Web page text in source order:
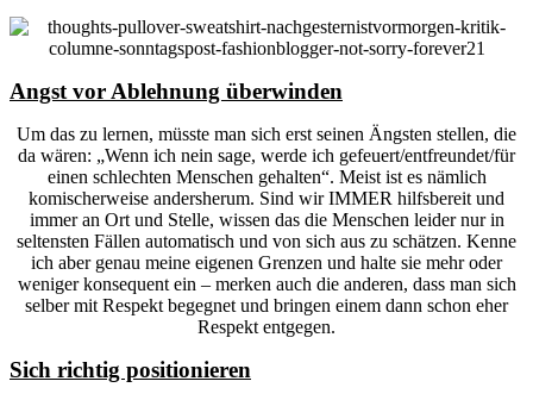
Angst vor Ablehnung überwinden
Um das zu lernen, müsste man sich erst seinen Ängsten stellen, die
da wären: „Wenn ich nein sage, werde ich gefeuert/entfreundet/für
einen schlechten Menschen gehalten“. Meist ist es nämlich
komischerweise andersherum. Sind wir IMMER hilfsbereit und
immer an Ort und Stelle, wissen das die Menschen leider nur in
seltensten Fällen automatisch und von sich aus zu schätzen. Kenne
ich aber genau meine eigenen Grenzen und halte sie mehr oder
weniger konsequent ein – merken auch die anderen, dass man sich
selber mit Respekt begegnet und bringen einem dann schon eher
Respekt entgegen.
Sich richtig positionieren